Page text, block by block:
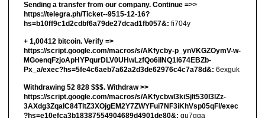
Sending a transfer from our company. Continue =>>
https://telegra.ph/Ticket--9515-12-16?
hs=b10ff9c1d2cdbf6a79de27dcad1fb057&: fi704y
+ 1,00412 bitсоin. Verify =>
https://script.google.com/macros/s/AKfycby-p_ynVKGZOymV-w-
MGoenqFzjoApHYPqurDLV0UHwLzfQo6ilNQ1l674EBZb-
Px_a/exec?hs=5fe4c6aeb7a62a2d3de62976c4c7a78d&: 6exguk
Withdrawing 52 828 $$$. Withdrаw >>
https://script.google.com/macros/s/AKfycbwl3kiSjlt530I3lZz-
3AXdg3ZqalC84TltZ3XOjgEM2Y7ZWYFui7NF3iKhVsp05qFl/exec
?hs=e10efca3b18387554904689d4901de80&: qu7gqa